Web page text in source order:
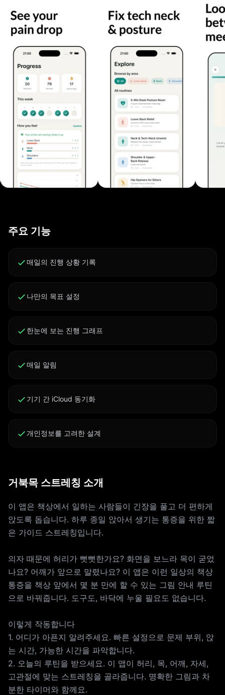
쳐 가벼워지는 것을 지켜보세요. 사무실과 재택근무를 위
해 - 허리, 목, 어깨, 등 윗부분, 고관절, 전신을 위한 맞춤
완화 - 회의 사이에 들어가는 몇 분짜리 짧은 루틴 - 그림과
타이머가 있는 단계별 쉬운 안내 스트레칭 - 무료로 시작하
는 자세 리셋과 허리 루틴, 계정 불필요 - 여러 주 프로그
램: 자세, 거북목, 책상, 아침과 저녁 - 하루 중 실제로 움직
이도록 돕는 부드러운 휴식 알림 - 무엇이 효과 있는지 보
여주는 통증 체크인과 진행 그래프 - 초기화되지 않는 마일
스톤 배지, 연속 기록 압박 없음 - 완전 오프라인으로 작동
하고 데이터는 기기에 비공개로 유지됩니다 왜 이 앱인가
대부분의 스트레칭 앱은 운동선수를 위한 것입니다. 이 앱
은 허리가 아프고 받은 편지함이 가득한 사람을 위한 것입
니다. 차분하고 단순하며, 당신이 실제로 겪는 통증에 집중
합니다. Pro는 전체 라이브러리, 모든 프로그램, 알림, 맞춤
https://click2.app/limbr-terms-of-use 개인정보처리방
주요 기능
매일의 진행 상황 기록
나만의 목표 설정
한눈에 보는 진행 그래프
매일 알림
기기 간 iCloud 동기화
개인정보를 고려한 설계
거북목 스트레칭 소개
이 앱은 책상에서 일하는 사람들이 긴장을 풀고 더 편하게
앉도록 돕습니다. 하루 종일 앉아서 생기는 통증을 위한 짧
은 가이드 스트레칭입니다.
의자 때문에 허리가 뻣뻣한가요? 화면을 보느라 목이 굳었
나요? 어깨가 앞으로 말렸나요? 이 앱은 이런 일상의 책상
통증을 책상 앞에서 몇 분 만에 할 수 있는 그림 안내 루틴
으로 바꿔줍니다. 도구도, 바닥에 누울 필요도 없습니다.
이렇게 작동합니다
1. 어디가 아픈지 알려주세요. 빠른 설정으로 문제 부위, 앉
는 시간, 가능한 시간을 파악합니다.
2. 오늘의 루틴을 받으세요. 이 앱이 허리, 목, 어깨, 자세,
고관절에 맞는 스트레칭을 골라줍니다. 명확한 그림과 차
분한 타이머와 함께요.